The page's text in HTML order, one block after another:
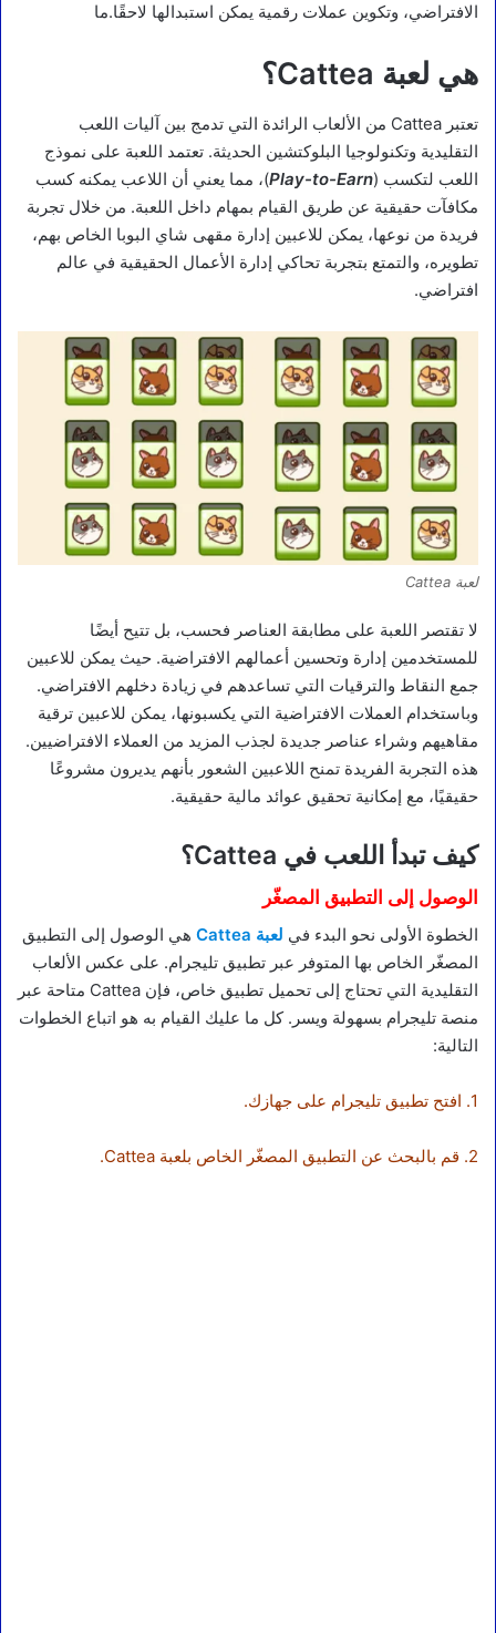
الافتراضي، وتكوين عملات رقمية يمكن استبدالها لاحقًا.ما
هي لعبة Cattea؟
تعتبر Cattea من الألعاب الرائدة التي تدمج بين آليات اللعب
التقليدية وتكنولوجيا البلوكتشين الحديثة. تعتمد اللعبة على نموذج
اللعب لتكسب (Play-to-Earn)، مما يعني أن اللاعب يمكنه كسب
مكافآت حقيقية عن طريق القيام بمهام داخل اللعبة. من خلال تجربة
فريدة من نوعها، يمكن للاعبين إدارة مقهى شاي البوبا الخاص بهم،
تطويره، والتمتع بتجربة تحاكي إدارة الأعمال الحقيقية في عالم
افتراضي.
لعبة Cattea
لا تقتصر اللعبة على مطابقة العناصر فحسب، بل تتيح أيضًا
للمستخدمين إدارة وتحسين أعمالهم الافتراضية. حيث يمكن للاعبين
جمع النقاط والترقيات التي تساعدهم في زيادة دخلهم الافتراضي.
وباستخدام العملات الافتراضية التي يكسبونها، يمكن للاعبين ترقية
مقاهيهم وشراء عناصر جديدة لجذب المزيد من العملاء الافتراضيين.
هذه التجربة الفريدة تمنح اللاعبين الشعور بأنهم يديرون مشروعًا
حقيقيًا، مع إمكانية تحقيق عوائد مالية حقيقية.
كيف تبدأ اللعب في Cattea؟
الوصول إلى التطبيق المصغّر
الخطوة الأولى نحو البدء في لعبة Cattea
هي الوصول إلى التطبيق
المصغّر الخاص بها المتوفر عبر تطبيق تليجرام. على عكس الألعاب
التقليدية التي تحتاج إلى تحميل تطبيق خاص، فإن Cattea متاحة عبر
منصة تليجرام بسهولة ويسر. كل ما عليك القيام به هو اتباع الخطوات
التالية:
1. افتح تطبيق تليجرام على جهازك.
2. قم بالبحث عن التطبيق المصغّر الخاص بلعبة Cattea.